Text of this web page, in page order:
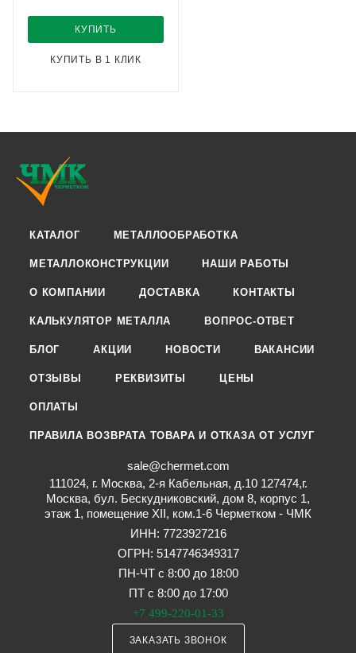
КУПИТЬ
КУПИТЬ В 1 КЛИК
КАТАЛОГ МЕТАЛЛООБРАБОТКА
МЕТАЛЛОКОНСТРУКЦИИ НАШИ РАБОТЫ
О КОМПАНИИ ДОСТАВКА КОНТАКТЫ
КАЛЬКУЛЯТОР МЕТАЛЛА ВОПРОС-ОТВЕТ
БЛОГ АКЦИИ НОВОСТИ ВАКАНСИИ
ОТЗЫВЫ РЕКВИЗИТЫ ЦЕНЫ
ОПЛАТЫ
ПРАВИЛА ВОЗВРАТА ТОВАРА И ОТКАЗА ОТ УСЛУГ
sale@chermet.com
111024, г. Москва, 2-я Кабельная, д.10 127474,г.
Москва, бул. Бескудниковский, дом 8, корпус 1,
этаж 1, помещение XII, ком.1-6 Черметком - ЧМК
ИНН: 7723927216
ОГРН: 5147746349317
ПН-ЧТ с 8:00 до 18:00
ПТ с 8:00 до 17:00
+7 499-220-01-33
ЗАКАЗАТЬ ЗВОНОК